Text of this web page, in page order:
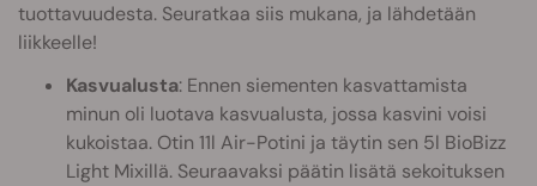
tuottavuudesta. Seuratkaa siis mukana, ja lähdetään
liikkeelle!
Kasvualusta: Ennen siementen kasvattamista
minun oli luotava kasvualusta, jossa kasvini voisi
kukoistaa. Otin 11l Air-Potini ja täytin sen 5l BioBizz
Light Mixillä. Seuraavaksi päätin lisätä sekoituksen